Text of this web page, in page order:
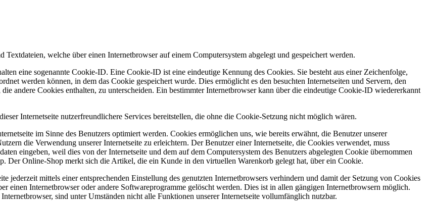
welche über einen Internetbrowser auf einem Computersystem abgelegt und gespeichert werden.
eine sogenannte Cookie-ID. Eine Cookie-ID ist eine eindeutige Kennung des Cookies. Sie besteht aus einer Zeichenfolge,
werden können, in dem das Cookie gespeichert wurde. Dies ermöglicht es den besuchten Internetseiten und Servern, den
andere Cookies enthalten, zu unterscheiden. Ein bestimmter Internetbrowser kann über die eindeutige Cookie-ID wiedererkannt
Internetseite nutzerfreundlichere Services bereitstellen, die ohne die Cookie-Setzung nicht möglich wären.
im Sinne des Benutzers optimiert werden. Cookies ermöglichen uns, wie bereits erwähnt, die Benutzer unserer
die Verwendung unserer Internetseite zu erleichtern. Der Benutzer einer Internetseite, die Cookies verwendet, muss
eingeben, weil dies von der Internetseite und dem auf dem Computersystem des Benutzers abgelegten Cookie übernommen
Der Online-Shop merkt sich die Artikel, die ein Kunde in den virtuellen Warenkorb gelegt hat, über ein Cookie.
jederzeit mittels einer entsprechenden Einstellung des genutzten Internetbrowsers verhindern und damit der Setzung von Cookies
einen Internetbrowser oder andere Softwareprogramme gelöscht werden. Dies ist in allen gängigen Internetbrowsern möglich.
sind unter Umständen nicht alle Funktionen unserer Internetseite vollumfänglich nutzbar.